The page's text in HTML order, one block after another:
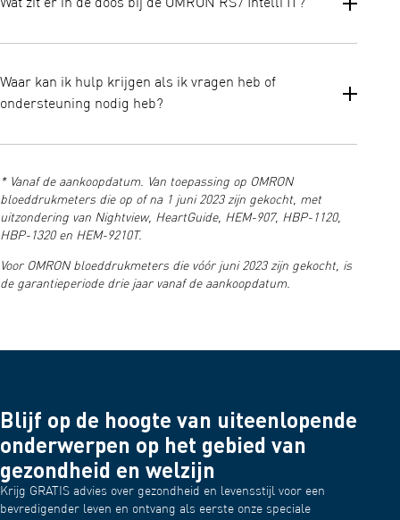
resultaten afzonderlijk kunnen bijhouden.
Wat zit er in de doos bij de OMRON RS7 Intelli IT?
Waar kan ik hulp krijgen als ik vragen heb of
ondersteuning nodig heb?
supportpagina. Dit is uw eerste aanspreekpunt voor het
oplossen van problemen en aanvullende begeleiding.
* Vanaf de aankoopdatum. Van toepassing op OMRON
bloeddrukmeters die op of na 1 juni 2023 zijn gekocht, met
uitzondering van Nightview, HeartGuide, HEM-907, HBP-1120,
HBP-1320 en HEM-9210T.
Voor OMRON bloeddrukmeters die vóór juni 2023 zijn gekocht, is
de garantieperiode drie jaar vanaf de aankoopdatum.
Blijf op de hoogte van uiteenlopende
onderwerpen op het gebied van
gezondheid en welzijn
Krijg GRATIS advies over gezondheid en levensstijl voor een
bevredigender leven en ontvang als eerste onze speciale